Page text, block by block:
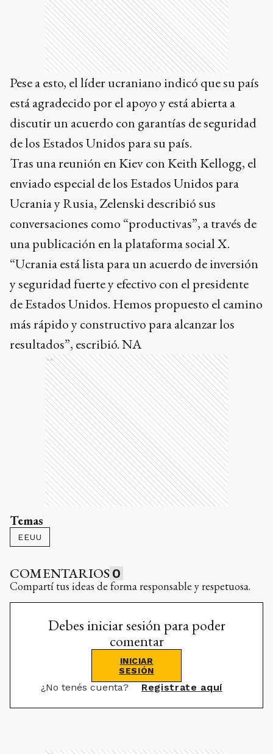
Pese a esto, el líder ucraniano indicó que su país
está agradecido por el apoyo y está abierta a
discutir un acuerdo con garantías de seguridad
de los Estados Unidos para su país.
Tras una reunión en Kiev con Keith Kellogg, el
enviado especial de los Estados Unidos para
Ucrania y Rusia, Zelenski describió sus
conversaciones como “productivas”, a través de
una publicación en la plataforma social X.
“Ucrania está lista para un acuerdo de inversión
y seguridad fuerte y efectivo con el presidente
de Estados Unidos. Hemos propuesto el camino
más rápido y constructivo para alcanzar los
resultados”, escribió. NA
Ads
Temas
EEUU
COMENTARIOS 0
Compartí tus ideas de forma responsable y respetuosa.
Debes iniciar sesión para poder
comentar
INICIAR
SESIÓN
¿No tenés cuenta? Registrate aquí